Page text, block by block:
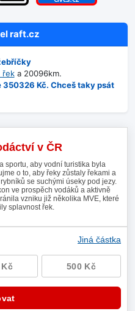
raft.cz
řeka 20096km.
Kč. Chceš taky psát